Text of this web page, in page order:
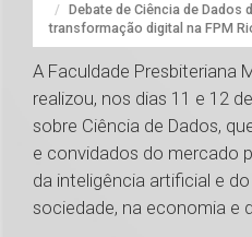
Debate de Ciência de Dados
transformação digital na FPM
A Faculdade Presbiteriana
realizou, nos dias 11 e 12
sobre Ciência de Dados,
e convidados do mercado
da inteligência artificial e
sociedade, na economia e